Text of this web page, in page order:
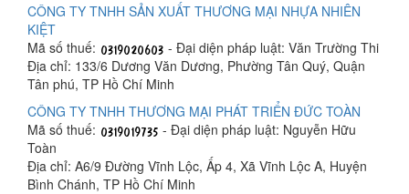
CÔNG TY TNHH SẢN XUẤT THƯƠNG MẠI NHỰA NHIÊN
KIỆT
Mã số thuế:
- Đại diện pháp luật: Văn Trường Thi
Địa chỉ: 133/6 Dương Văn Dương, Phường Tân Quý, Quận
Tân phú, TP Hồ Chí Minh
CÔNG TY TNHH THƯƠNG MẠI PHÁT TRIỂN ĐỨC TOÀN
Mã số thuế:
- Đại diện pháp luật: Nguyễn Hữu
Toàn
Địa chỉ: A6/9 Đường Vĩnh Lộc, Ấp 4, Xã Vĩnh Lộc A, Huyện
Bình Chánh, TP Hồ Chí Minh